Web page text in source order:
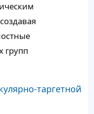
групп
таргетной